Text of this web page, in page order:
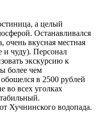
а целый
Останавливался
вкусная местная
и чуду). Персонал
экскурсию к
более чем
в 2500 рублей
во всех уголках
Хучнинского водопада.